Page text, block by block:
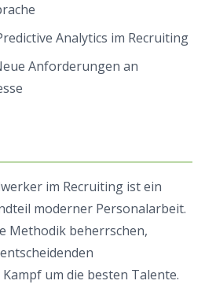
Analytics im Recruiting
Anforderungen an
im Recruiting ist ein
moderner Personalarbeit.
Methodik beherrschen,
um die besten Talente.